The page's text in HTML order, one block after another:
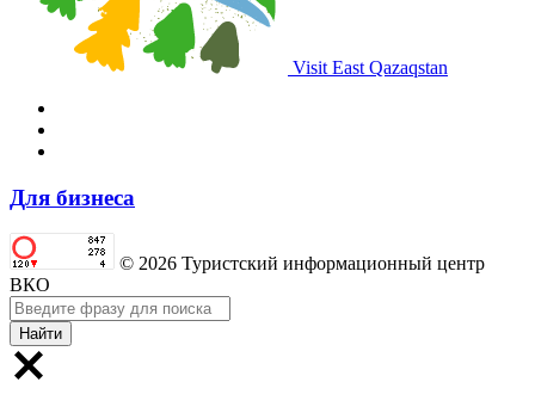
Visit East Qazaqstan
Для бизнеса
© 2026 Туристский информационный центр
ВКО
Найти